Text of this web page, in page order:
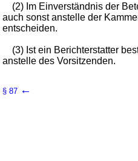
(2) Im Einverständnis der
auch sonst anstelle der
entscheiden.
(3) Ist ein Berichterstatter
anstelle des Vorsitzenden.
§ 87 ←